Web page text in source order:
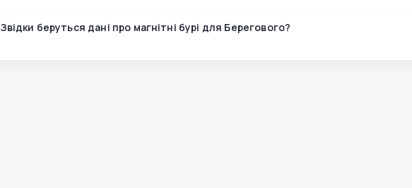
Звідки беруться дані про магнітні бурі для Берегового?